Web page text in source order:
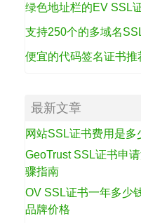
绿色地址栏的EV SSL
支持250个的多域名
便宜的代码签名证书推
最新文章
网站SSL证书费用是
GeoTrust SSL证书申
骤指南
OV SSL证书一年多少
品牌价格